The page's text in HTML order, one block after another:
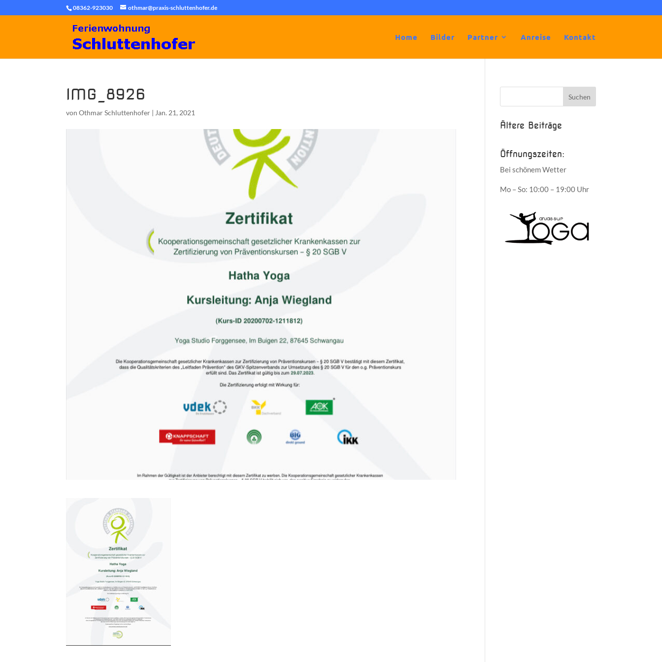
08362-923030 othmar@praxis-schluttenhofer.de
Home Bilder Partner Anreise Kontakt
IMG_8926
vonOthmar Schluttenhofer | Jan. 21, 2021
Ältere Beiträge
Öffnungszeiten:
Bei schönem Wetter
Mo – So: 10:00 – 19:00 Uhr